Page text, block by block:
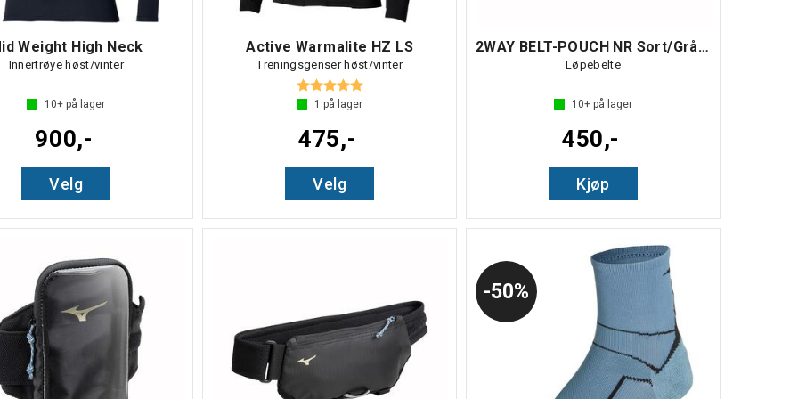
Weight High Neck
Innertrøye høst/vinter
10+ på lager
900,-
Velg
Active Warmalite HZ LS
Treningsgenser høst/vinter
Karakter: 5.0 av 5 mulige
1 på lager
475,-
Velg
2WAY BELT-POUCH NR Sort/Grå NS
Løpebelte
10+på lager
450,-
Kjøp
50%